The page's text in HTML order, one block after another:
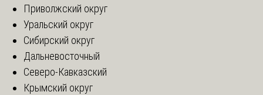
Приволжский округ
Уральский округ
Сибирский округ
Дальневосточный
Северо-Кавказский
Крымский округ